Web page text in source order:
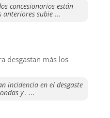
concesionarios están
anteriores subie ...
desgastan más los
incidencia en el desgaste
y . ...